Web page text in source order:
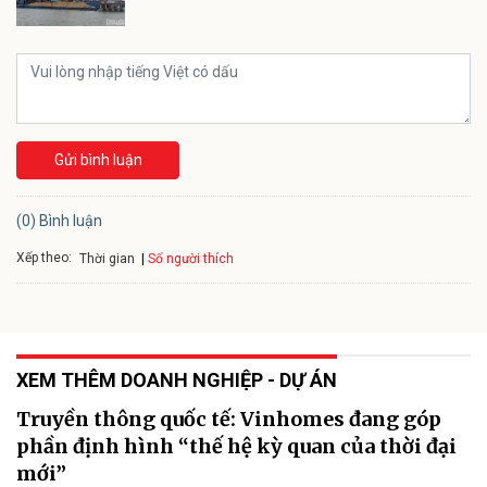
Gửi bình luận
(0) Bình luận
Xếp theo: Thời gian Số người thích
XEM THÊM DOANH NGHIỆP - DỰ ÁN
Truyền thông quốc tế: Vinhomes đang góp
phần định hình “thế hệ kỳ quan của thời đại
mới”